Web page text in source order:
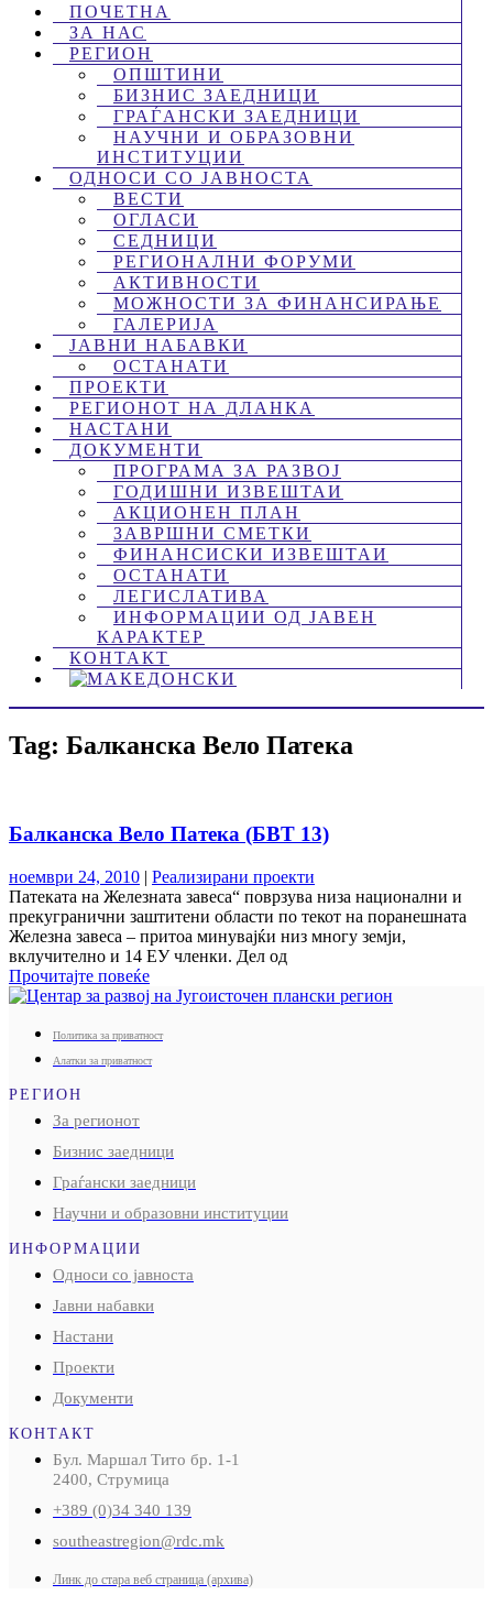
ПОЧЕТНА
ЗА НАС
РЕГИОН
ОПШТИНИ
БИЗНИС ЗАЕДНИЦИ
ГРАЃАНСКИ ЗАЕДНИЦИ
НАУЧНИ И ОБРАЗОВНИ
ИНСТИТУЦИИ
ОДНОСИ СО ЈАВНОСТА
ВЕСТИ
ОГЛАСИ
СЕДНИЦИ
РЕГИОНАЛНИ ФОРУМИ
АКТИВНОСТИ
МОЖНОСТИ ЗА ФИНАНСИРАЊЕ
ГАЛЕРИЈА
ЈАВНИ НАБАВКИ
ОСТАНАТИ
ПРОЕКТИ
РЕГИОНОТ НА ДЛАНКА
НАСТАНИ
ДОКУМЕНТИ
ПРОГРАМА ЗА РАЗВОЈ
ГОДИШНИ ИЗВЕШТАИ
АКЦИОНЕН ПЛАН
ЗАВРШНИ СМЕТКИ
ФИНАНСИСКИ ИЗВЕШТАИ
ОСТАНАТИ
ЛЕГИСЛАТИВА
ИНФОРМАЦИИ ОД ЈАВЕН
КАРАКТЕР
КОНТАКТ
Tag: Балканскa Вело Патека
Балканскa Вело Патека (БВТ 13)
ноември 24, 2010 | Реализирани проекти
Патеката на Железната завеса“ поврзува низа национални и
прекугранични заштитени области по текот на поранешната
Железна завеса – притоа минувајќи низ многу земји,
вклучително и 14 ЕУ членки. Дел од
Прочитајте повеќе
Политика за приватност
Алатки за приватност
РЕГИОН
За регионот
Бизнис заедници
Граѓански заедници
Научни и образовни институции
ИНФОРМАЦИИ
Односи со јавноста
Јавни набавки
Настани
Проекти
Документи
КОНТАКТ
Бул. Маршал Тито бр. 1-1
2400, Струмица
+389 (0)34 340 139
southeastregion@rdc.mk
Линк до стара веб страница (архива)